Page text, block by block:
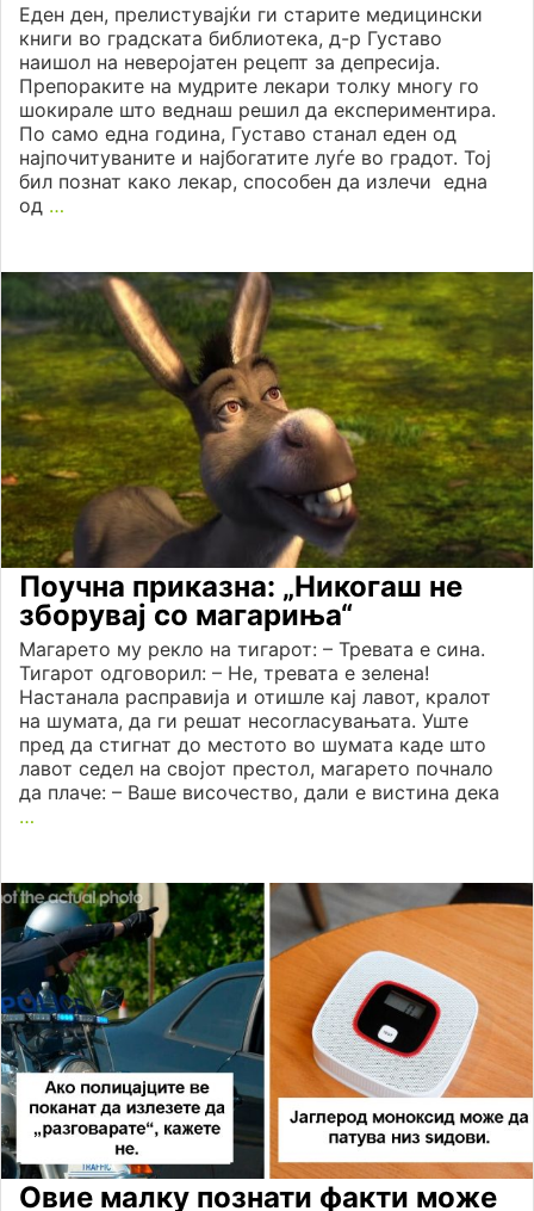
Еден ден, прелистувајќи ги старите медицински
книги во градската библиотека, д-р Густаво
наишол на неверојатен рецепт за депресија.
Препораките на мудрите лекари толку многу го
шокирале што веднаш решил да експериментира.
По само една година, Густаво станал еден од
најпочитуваните и најбогатите луѓе во градот. Тој
бил познат како лекар, способен да излечи една
од …
Поучна приказна: „Никогаш не
зборувај со магариња“
Магарето му рекло на тигарот: – Тревата е сина.
Тигарот одговорил: – Не, тревата е зелена!
Настанала расправија и отишле кај лавот, кралот
на шумата, да ги решат несогласувањата. Уште
пред да стигнат до местото во шумата каде што
лавот седел на својот престол, магарето почнало
да плаче: – Ваше височество, дали е вистина дека
…
Овие малку познати факти може